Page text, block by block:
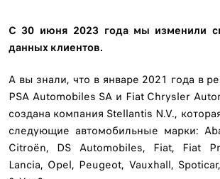
С 30 июня 2023 года мы изменили
данных клиентов.
А вы знали, что в январе 2021 года в
PSA Automobiles SA и Fiat Chrysler
создана компания Stellantis N.V.,
следующие автомобильные марки:
Citroën, DS Automobiles, Fiat, Fiat
Lancia, Opel, Peugeot, Vauxhall,